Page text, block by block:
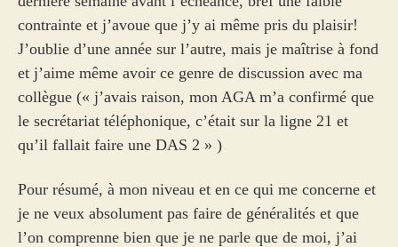
contrainte et j’avoue que j’y ai même pris du plaisir!
J’oublie d’une année sur l’autre, mais je maîtrise à fond
et j’aime même avoir ce genre de discussion avec ma
collègue (« j’avais raison, mon AGA m’a confirmé que
le secrétariat téléphonique, c’était sur la ligne 21 et
qu’il fallait faire une DAS 2 » )
Pour résumé, à mon niveau et en ce qui me concerne et
je ne veux absolument pas faire de généralités et que
l’on comprenne bien que je ne parle que de moi, j’ai